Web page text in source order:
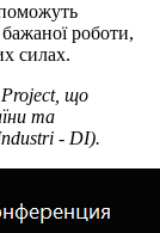
роботи,
силах.
Project, що
та
- DI).